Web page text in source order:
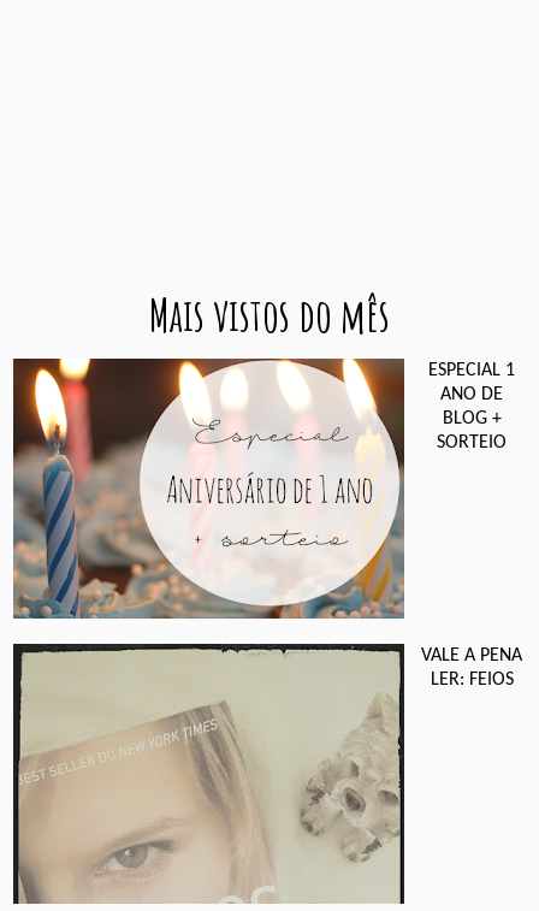
Mais vistos do mês
ESPECIAL 1
ANO DE
BLOG +
SORTEIO
VALE A PENA
LER: FEIOS